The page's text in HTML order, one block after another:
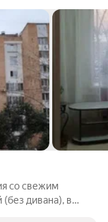
со свежим
дивана), в